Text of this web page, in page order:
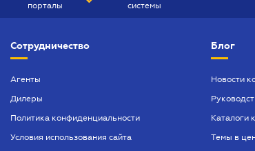
порталы
БИЗНЕС
системы
БУХГАЛТЕР ПРОФ
ЮРИСТ ПРОФ
Сотрудничество
Агенты
Дилеры
Политика конфиденциальности
Условия использования сайта
Блог
Новости
Каталоги
Темы в